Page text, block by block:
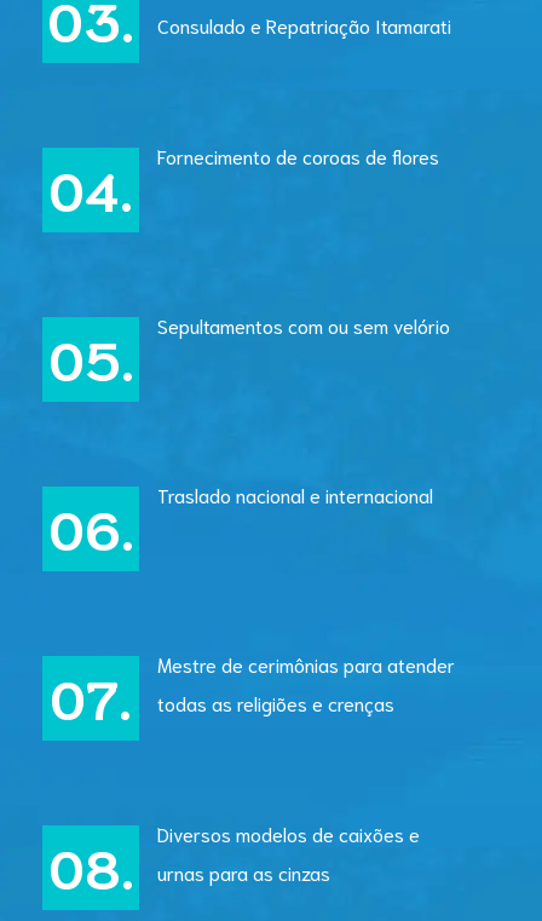
Consulado e Repatriação Itamarati
Fornecimento de coroas de flores
Sepultamentos com ou sem velório
Traslado nacional e internacional
Mestre de cerimônias para atender
todas as religiões e crenças
Diversos modelos de caixões e
urnas para as cinzas